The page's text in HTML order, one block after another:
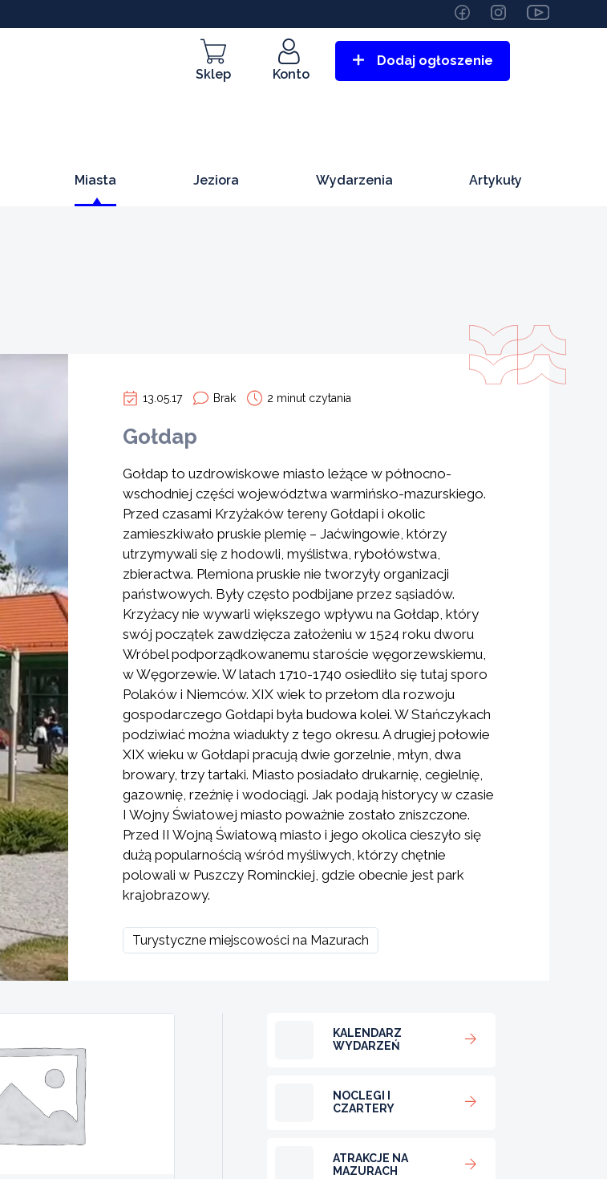
Sklep Konto
Dodaj ogłoszenie
Miasta Jeziora Wydarzenia Artykuły
13.05.17 Brak 2 minut czytania
Gołdap
Gołdap to uzdrowiskowe miasto leżące w północno-
wschodniej części województwa warmińsko-mazurskiego.
Przed czasami Krzyżaków tereny Gołdapi i okolic
zamieszkiwało pruskie plemię – Jaćwingowie, którzy
utrzymywali się z hodowli, myślistwa, rybołówstwa,
zbieractwa. Plemiona pruskie nie tworzyły organizacji
państwowych. Były często podbijane przez sąsiadów.
Krzyżacy nie wywarli większego wpływu na Gołdap, który
swój początek zawdzięcza założeniu w 1524 roku dworu
Wróbel podporządkowanemu staroście węgorzewskiemu,
w Węgorzewie. W latach 1710-1740 osiedliło się tutaj sporo
Polaków i Niemców. XIX wiek to przełom dla rozwoju
gospodarczego Gołdapi była budowa kolei. W Stańczykach
podziwiać można wiadukty z tego okresu. A drugiej połowie
XIX wieku w Gołdapi pracują dwie gorzelnie, młyn, dwa
browary, trzy tartaki. Miasto posiadało drukarnię, cegielnię,
gazownię, rzeźnię i wodociągi. Jak podają historycy w czasie
I Wojny Światowej miasto poważnie zostało zniszczone.
Przed II Wojną Światową miasto i jego okolica cieszyło się
dużą popularnością wśród myśliwych, którzy chętnie
polowali w Puszczy Rominckiej, gdzie obecnie jest park
krajobrazowy.
Turystyczne miejscowości na Mazurach
KALENDARZ
WYDARZEŃ
NOCLEGI I
CZARTERY
ATRAKCJE NA
MAZURACH